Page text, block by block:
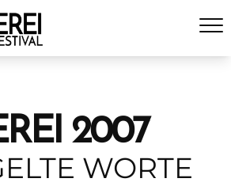
2007
WORTE